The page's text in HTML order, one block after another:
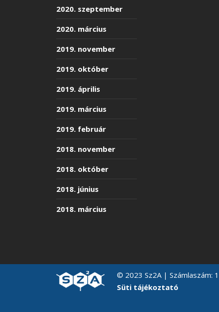
2020. szeptember
2020. március
2019. november
2019. október
2019. április
2019. március
2019. február
2018. november
2018. október
2018. június
2018. március
© 2023 Sz2A | Számlaszám:
Süti tájékoztató